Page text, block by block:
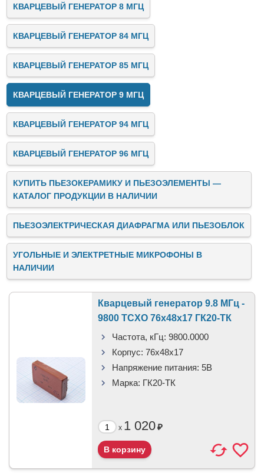
КВАРЦЕВЫЙ ГЕНЕРАТОР 8 МГЦ
КВАРЦЕВЫЙ ГЕНЕРАТОР 84 МГЦ
КВАРЦЕВЫЙ ГЕНЕРАТОР 85 МГЦ
КВАРЦЕВЫЙ ГЕНЕРАТОР 9 МГЦ
КВАРЦЕВЫЙ ГЕНЕРАТОР 94 МГЦ
КВАРЦЕВЫЙ ГЕНЕРАТОР 96 МГЦ
КУПИТЬ ПЬЕЗОКЕРАМИКУ И ПЬЕЗОЭЛЕМЕНТЫ —
КАТАЛОГ ПРОДУКЦИИ В НАЛИЧИИ
ПЬЕЗОЭЛЕКТРИЧЕСКАЯ ДИАФРАГМА ИЛИ ПЬЕЗОБЛОК
УГОЛЬНЫЕ И ЭЛЕКТРЕТНЫЕ МИКРОФОНЫ В
НАЛИЧИИ
Кварцевый генератор 9.8 МГц -
9800 TCXO 76x48x17 ГК20-ТК
Частота, кГц: 9800.0000
Корпус: 76x48x17
Напряжение питания: 5В
Марка: ГК20-ТК
x 1 020₽